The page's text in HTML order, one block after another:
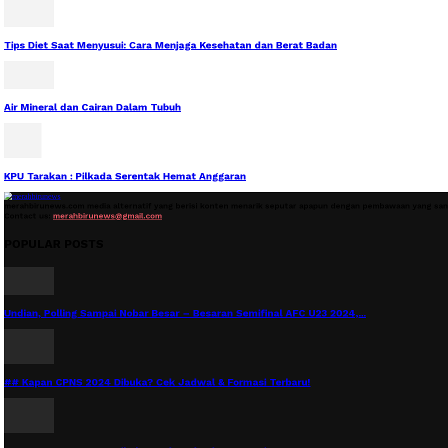
Tips Diet Saat Menyusui: Cara Menjaga Kesehatan dan Berat Badan
Air Mineral dan Cairan Dalam Tubuh
KPU Tarakan : Pilkada Serentak Hemat Anggaran
merahbirunews@gmail.com
Undian, Polling Sampai Nobar Besar – Besaran Semifinal AFC U23 2024,...
## Kapan CPNS 2024 Dibuka? Cek Jadwal & Formasi Terbaru!